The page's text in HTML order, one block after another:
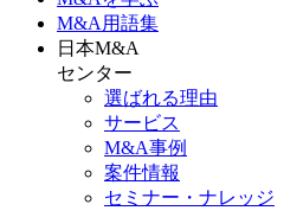
M&A 用語集
日本M&A
センター
選ばれる理由
サービス
M&A事例
案件情報
セミナー・ナレッジ